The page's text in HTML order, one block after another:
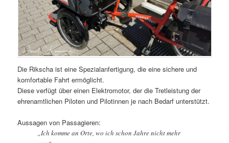
Die Rikscha ist eine Spezialanfertigung, die eine sichere und
komfortable Fahrt ermöglicht.
Diese verfügt über einen Elektromotor, der die Tretleistung der
ehrenamtlichen Piloten und Pilotinnen je nach Bedarf unterstützt.
Aussagen von Passagieren:
„Ich komme an Orte, wo ich schon Jahre nicht mehr